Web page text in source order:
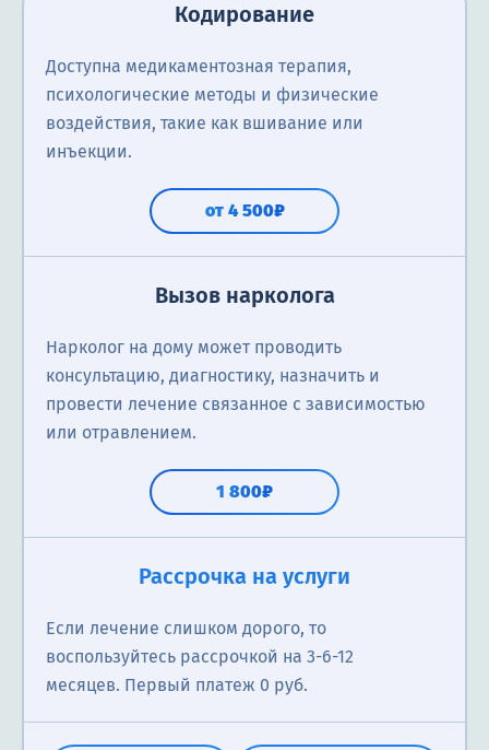
Кодирование
Доступна медикаментозная терапия,
психологические методы и физические
воздействия, такие как вшивание или
инъекции.
от 4 500₽
Вызов нарколога
Нарколог на дому может проводить
консультацию, диагностику, назначить и
провести лечение связанное с зависимостью
или отравлением.
1 800₽
Рассрочка на услуги
Если лечение слишком дорого, то
воспользуйтесь рассрочкой на 3-6-12
месяцев. Первый платеж 0 руб.